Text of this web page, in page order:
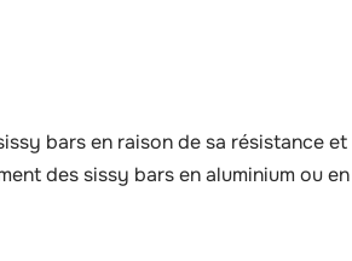
bars en raison de sa résistance et
des sissy bars en aluminium ou en